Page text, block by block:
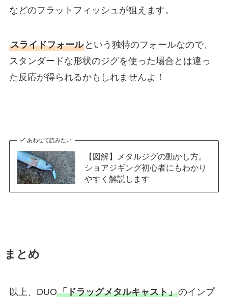
などのフラットフィッシュが狙えます。
スライドフォールという独特のフォールなので、
スタンダードな形状のジグを使った場合とは違っ
た反応が得られるかもしれませんよ！
あわせて読みたい
【図解】メタルジグの動かし方。
ショアジギング初心者にもわかり
やすく解説します
まとめ
以上、DUO「ドラッグメタルキャスト」のインプ